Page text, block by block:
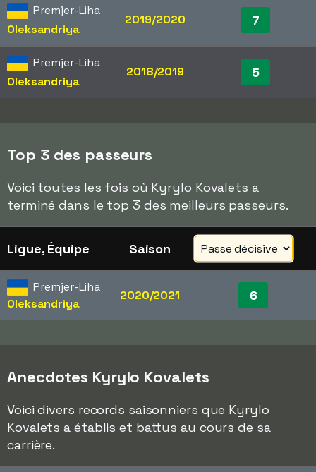
Premjer-Liha
Oleksandriya
2019/2020 7
Premjer-Liha
Oleksandriya
2018/2019 5
Top 3 des passeurs
Voici toutes les fois où Kyrylo Kovalets a
terminé dans le top 3 des meilleurs passeurs.
Ligue, Équipe Saison
Premjer-Liha
Oleksandriya
2020/2021 6
Anecdotes Kyrylo Kovalets
Voici divers records saisonniers que Kyrylo
Kovalets a établis et battus au cours de sa
carrière.